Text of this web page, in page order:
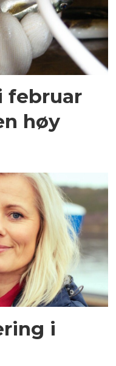
februar
høy
i